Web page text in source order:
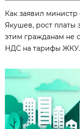
Как заявил
Якушев, рост платы
этим гражданам не
НДС на тарифы ЖКУ.